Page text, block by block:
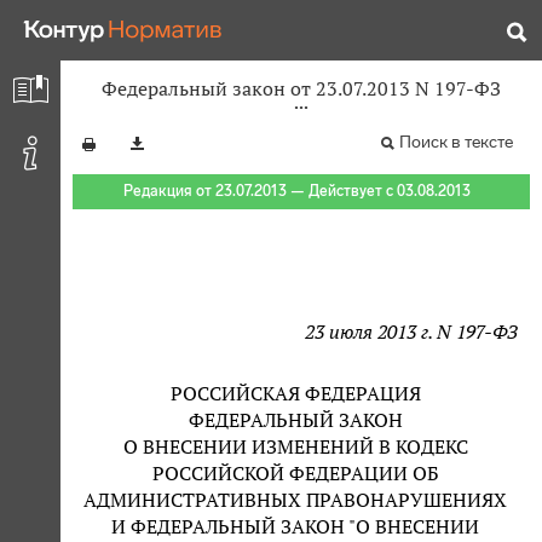
Федеральный закон от 23.07.2013 N 197-ФЗ
Поиск в тексте
Редакция от 23.07.2013 — Действует с 03.08.2013
23 июля 2013 г. N 197-ФЗ
РОССИЙСКАЯ ФЕДЕРАЦИЯ
ФЕДЕРАЛЬНЫЙ ЗАКОН
О ВНЕСЕНИИ ИЗМЕНЕНИЙ В КОДЕКС
РОССИЙСКОЙ ФЕДЕРАЦИИ ОБ
АДМИНИСТРАТИВНЫХ ПРАВОНАРУШЕНИЯХ
И ФЕДЕРАЛЬНЫЙ ЗАКОН "О ВНЕСЕНИИ